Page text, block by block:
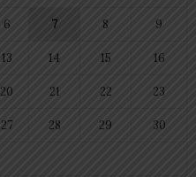
6 7 8 9
13 14 15 16
20 21 22 23
27 28 29 30